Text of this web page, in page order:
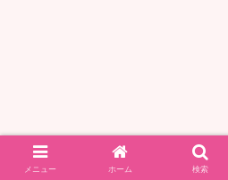
メニュー ホーム 検索